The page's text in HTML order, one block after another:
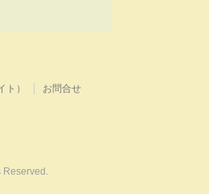
ト） お問合せ
Reserved.